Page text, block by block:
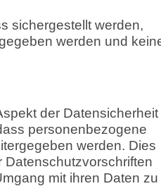
sichergestellt werden,
werden und
der Datensicherheit
personenbezogene
werden. Dies
Datenschutzvorschriften
mit ihren Daten zu